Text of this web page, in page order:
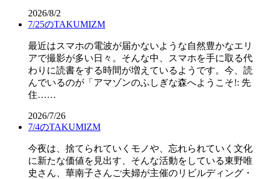
2026/8/2
7/25のTAKUMIZM
最近はスマホの電波が届かないような自然豊かなエリ
アで撮影が多い日々。そんな中、スマホを手に取る代
わりに読書をする時間が増えているようです。今、読
んでいるのが「アマゾンのふしぎな森へようこそ!: 先
住……
2026/7/26
7/4のTAKUMIZM
今夜は、捨てられていくモノや、忘れられていく文化
に新たな価値を見出す、そんな活動をしている東野唯
史さん、華南子さんご夫婦が主催のリビルディング・